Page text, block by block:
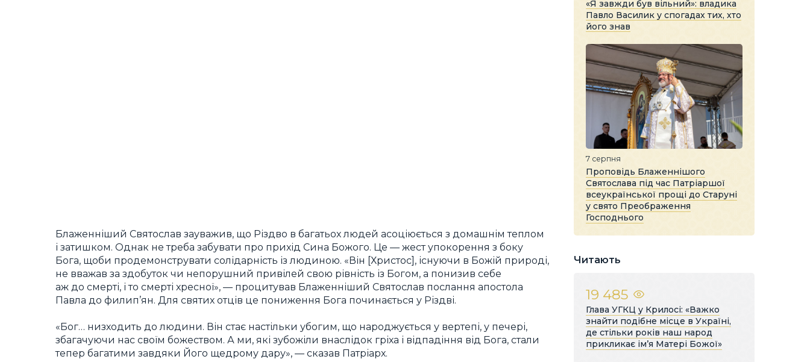
Блаженніший Святослав зауважив, що Різдво в багатьох людей асоціюється з домашнім теплом
і затишком. Однак не треба забувати про прихід Сина Божого. Це — жест упокорення з боку
Бога, щоби продемонструвати солідарність із людиною. «Він [Христос], існуючи в Божій природі,
не вважав за здобуток чи непорушний привілей свою рівність із Богом, а понизив себе
аж до смерті, і то смерті хресної», — процитував Блаженніший Святослав послання апостола
Павла до филип’ян. Для святих отців це пониження Бога починається у Різдві.
«Бог… низходить до людини. Він стає настільки убогим, що народжується у вертепі, у печері,
збагачуючи нас своїм божеством. А ми, які зубожіли внаслідок гріха і відпадіння від Бога, стали
тепер багатими завдяки Його щедрому дару», — сказав Патріарх.
«Я завжди був вільний»: владика
Павло Василик у спогадах тих, хто
його знав
7 серпня
Проповідь Блаженнішого
Святослава під час Патріаршої
всеукраїнської прощі до Старуні
у свято Преображення
Господнього
Читають
19 485
Глава УГКЦ у Крилосі: «Важко
знайти подібне місце в Україні,
де стільки років наш народ
прикликає ім’я Матері Божої»